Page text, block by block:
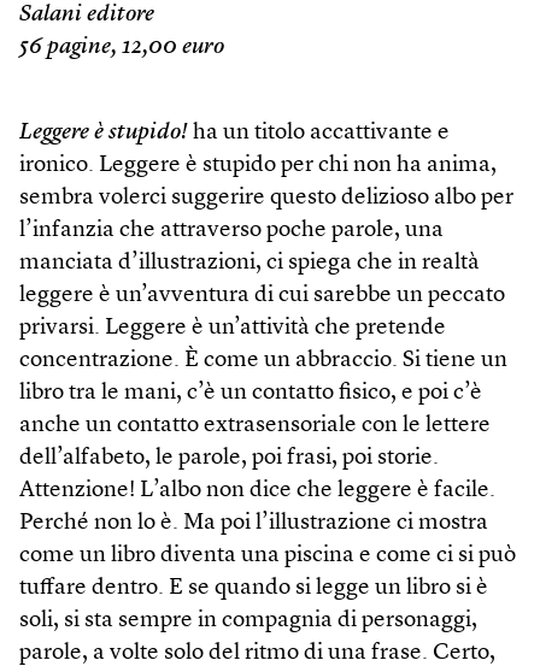
Salani editore
56 pagine, 12,00 euro
Leggere è stupido! ha un titolo accattivante e
ironico. Leggere è stupido per chi non ha anima,
sembra volerci suggerire questo delizioso albo per
l’infanzia che attraverso poche parole, una
manciata d’illustrazioni, ci spiega che in realtà
leggere è un’avventura di cui sarebbe un peccato
privarsi. Leggere è un’attività che pretende
concentrazione. È come un abbraccio. Si tiene un
libro tra le mani, c’è un contatto fisico, e poi c’è
anche un contatto extrasensoriale con le lettere
dell’alfabeto, le parole, poi frasi, poi storie.
Attenzione! L’albo non dice che leggere è facile.
Perché non lo è. Ma poi l’illustrazione ci mostra
come un libro diventa una piscina e come ci si può
tuffare dentro. E se quando si legge un libro si è
soli, si sta sempre in compagnia di personaggi,
parole, a volte solo del ritmo di una frase. Certo,